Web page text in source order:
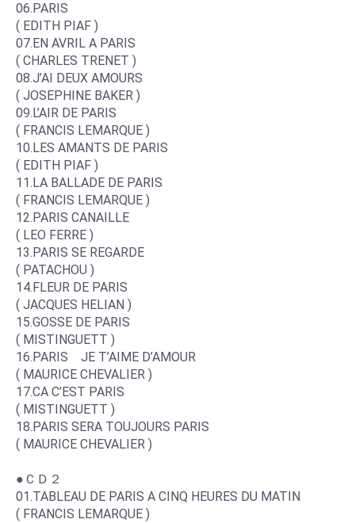
06.PARIS
( EDITH PIAF )
07.EN AVRIL A PARIS
( CHARLES TRENET )
08.J’AI DEUX AMOURS
( JOSEPHINE BAKER )
09.L’AIR DE PARIS
( FRANCIS LEMARQUE )
10.LES AMANTS DE PARIS
( EDITH PIAF )
11.LA BALLADE DE PARIS
( FRANCIS LEMARQUE )
12.PARIS CANAILLE
( LEO FERRE )
13.PARIS SE REGARDE
( PATACHOU )
14.FLEUR DE PARIS
( JACQUES HELIAN )
15.GOSSE DE PARIS
( MISTINGUETT )
16.PARIS JE T’AIME D’AMOUR
( MAURICE CHEVALIER )
17.CA C’EST PARIS
( MISTINGUETT )
18.PARIS SERA TOUJOURS PARIS
( MAURICE CHEVALIER )
●ＣＤ２
01.TABLEAU DE PARIS A CINQ HEURES DU MATIN
( FRANCIS LEMARQUE )